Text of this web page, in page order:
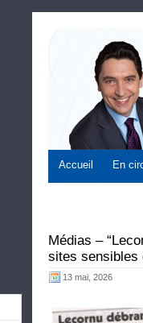
Accueil En
Médias –
sites sensibles
13 mai, 2026